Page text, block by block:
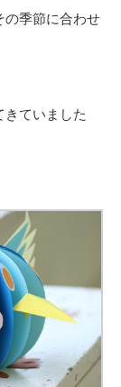
の季節に合わせ
ていました